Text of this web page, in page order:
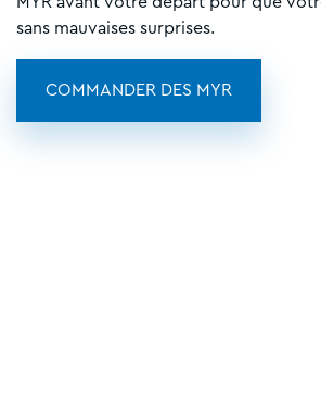
sans mauvaises surprises.
COMMANDER DES MYR